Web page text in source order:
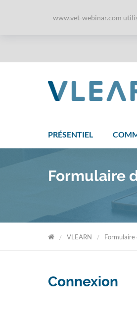
www.vet-webinar.com
PRÉSENTIEL
Formulaire
VLEARN Formulaire
Connexion